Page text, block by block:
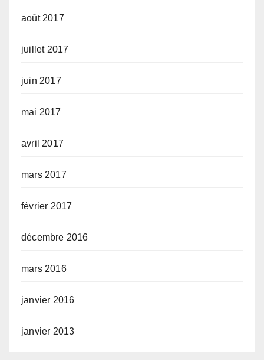
août 2017
juillet 2017
juin 2017
mai 2017
avril 2017
mars 2017
février 2017
décembre 2016
mars 2016
janvier 2016
janvier 2013